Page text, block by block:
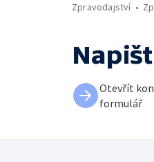
Zpravodajství
Otevřít
formulář